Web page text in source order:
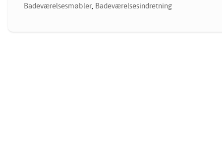
Badeværelsesmøbler, Badeværelsesindretning